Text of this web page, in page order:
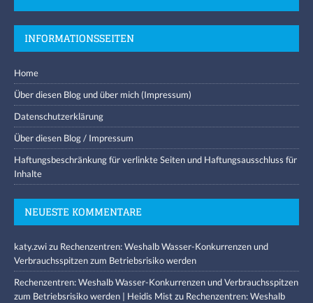
INFORMATIONSSEITEN
Home
Über diesen Blog und über mich (Impressum)
Datenschutzerklärung
Über diesen Blog / Impressum
Haftungsbeschränkung für verlinkte Seiten und Haftungsausschluss für
Inhalte
NEUESTE KOMMENTARE
katy.zwizu Rechenzentren: Weshalb Wasser-Konkurrenzen und
Verbrauchsspitzen zum Betriebsrisiko werden
Rechenzentren: Weshalb Wasser-Konkurrenzen und Verbrauchsspitzen
zum Betriebsrisiko werden | Heidis Mistzu Rechenzentren: Weshalb